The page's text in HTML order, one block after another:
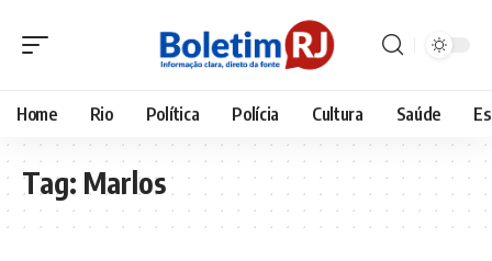
Home Rio Política Polícia Cultura Saúde
Tag: Marlos